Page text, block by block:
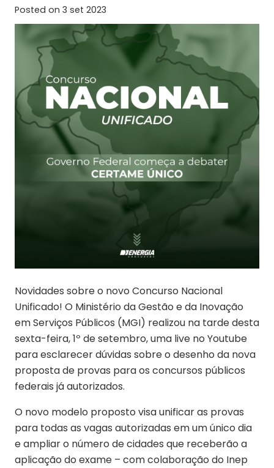
Posted on 3 set 2023
Novidades sobre o novo Concurso Nacional
Unificado! O Ministério da Gestão e da Inovação
em Serviços Públicos (MGI) realizou na tarde desta
sexta-feira, 1º de setembro, uma live no Youtube
para esclarecer dúvidas sobre o desenho da nova
proposta de provas para os concursos públicos
federais já autorizados.
O novo modelo proposto visa unificar as provas
para todas as vagas autorizadas em um único dia
e ampliar o número de cidades que receberão a
aplicação do exame – com colaboração do Inep